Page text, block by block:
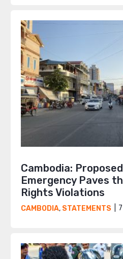
Cambodia:
Emergency Paves
Rights Violations
CAMBODIA, STATEMENTS